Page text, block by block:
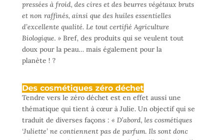
pressées à froid, des cires et des beurres végétaux bruts
et non raffinés, ainsi que des huiles essentielles
d’excellente qualité. Le tout certifié Agriculture
Biologique. »Bref, des produits qui se veulent tout
doux pour la peau… mais également pour la
planète ! ?
Des cosmétiques zéro déchet
Tendre vers le zéro déchet est en effet aussi une
thématique qui tient à cœur à Julie. Un objectif qui se
traduit de diverses façons : « D’abord, les cosmétiques
‘Juliette’ ne contiennent pas de parfum. Ils sont donc